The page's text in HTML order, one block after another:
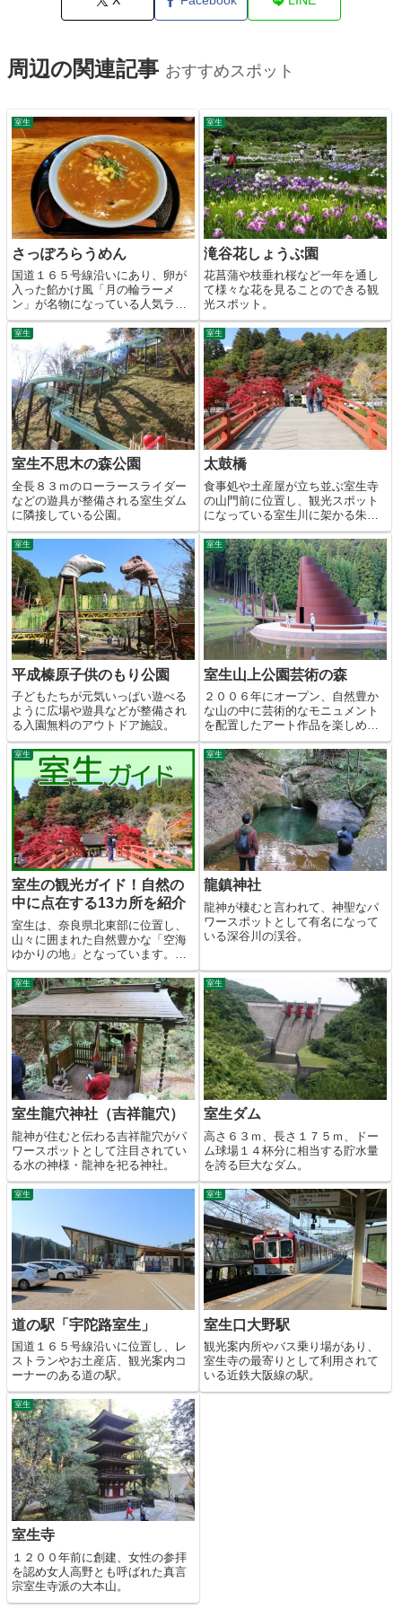
周辺の関連記事 おすすめスポット
室生
さっぽろらうめん
国道１６５号線沿いにあり、卵が
入った餡かけ風「月の輪ラーメ
ン」が名物になっている人気ラー
メン店。
室生
滝谷花しょうぶ園
花菖蒲や枝垂れ桜など一年を通し
て様々な花を見ることのできる観
光スポット。
室生
室生不思木の森公園
全長８３ｍのローラースライダー
などの遊具が整備される室生ダム
に隣接している公園。
室生
太鼓橋
食事処や土産屋が立ち並ぶ室生寺
の山門前に位置し、観光スポット
になっている室生川に架かる朱塗
りの橋。
室生
平成榛原子供のもり公園
子どもたちが元気いっぱい遊べる
ように広場や遊具などが整備され
る入園無料のアウトドア施設。
室生
室生山上公園芸術の森
２００６年にオープン、自然豊か
な山の中に芸術的なモニュメント
を配置したアート作品を楽しめる
公園施設。
室生
室生の観光ガイド！自然の
中に点在する13カ所を紹介
室生は、奈良県北東部に位置し、
山々に囲まれた自然豊かな「空海
ゆかりの地」となっています。女
人高野とも呼ばれた室生寺を始
め、パワースポットとして吉祥龍
穴や龍鎮神社が注目されていま
す。
室生
龍鎮神社
龍神が棲むと言われて、神聖なパ
ワースポットとして有名になって
いる深谷川の渓谷。
室生
室生龍穴神社（吉祥龍穴）
龍神が住むと伝わる吉祥龍穴がパ
ワースポットとして注目されてい
る水の神様・龍神を祀る神社。
室生
室生ダム
高さ６３ｍ、長さ１７５ｍ、ドー
ム球場１４杯分に相当する貯水量
を誇る巨大なダム。
室生
道の駅「宇陀路室生」
国道１６５号線沿いに位置し、レ
ストランやお土産店、観光案内コ
ーナーのある道の駅。
室生
室生口大野駅
観光案内所やバス乗り場があり、
室生寺の最寄りとして利用されて
いる近鉄大阪線の駅。
室生
室生寺
１２００年前に創建、女性の参拝
を認め女人高野とも呼ばれた真言
宗室生寺派の大本山。